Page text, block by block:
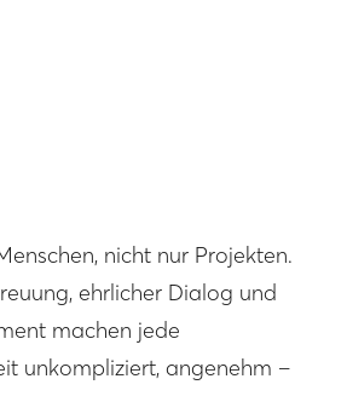
nicht nur Projekten.
ehrlicher Dialog und
machen jede
unkompliziert, angenehm –